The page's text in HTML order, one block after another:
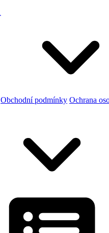
Obchodní podmínky Ochrana